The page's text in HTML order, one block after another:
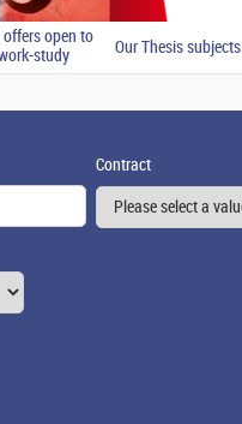
offers open to
study
Our Thesis subjects
Contract